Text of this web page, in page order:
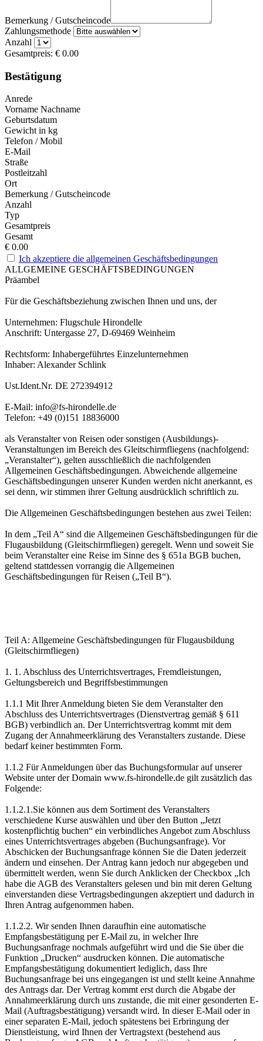
Bemerkung / Gutscheincode
Zahlungsmethode
Anzahl
Gesamtpreis: € 0.00
Bestätigung
Anrede
Vorname Nachname
Geburtsdatum
Gewicht in kg
Telefon / Mobil
E-Mail
Straße
Postleitzahl
Ort
Bemerkung / Gutscheincode
Anzahl
Typ
Gesamtpreis
Gesamt
€ 0.00
Ich akzeptiere die allgemeinen Geschäftsbedingungen
ALLGEMEINE GESCHÄFTSBEDINGUNGEN
Präambel
Für die Geschäftsbeziehung zwischen Ihnen und uns, der
Unternehmen: Flugschule Hirondelle
Anschrift: Untergasse 27, D-69469 Weinheim
Rechtsform: Inhabergeführtes Einzelunternehmen
Inhaber: Alexander Schlink
Ust.Ident.Nr. DE 272394912
E-Mail: info@fs-hirondelle.de
Telefon: +49 (0)151 18836000
als Veranstalter von Reisen oder sonstigen (Ausbildungs)-
Veranstaltungen im Bereich des Gleitschirmfliegens (nachfolgend:
„Veranstalter“), gelten ausschließlich die nachfolgenden
Allgemeinen Geschäftsbedingungen. Abweichende allgemeine
Geschäftsbedingungen unserer Kunden werden nicht anerkannt, es
sei denn, wir stimmen ihrer Geltung ausdrücklich schriftlich zu.
Die Allgemeinen Geschäftsbedingungen bestehen aus zwei Teilen:
In dem „Teil A“ sind die Allgemeinen Geschäftsbedingungen für die
Flugausbildung (Gleitschirmfliegen) geregelt. Wenn und soweit Sie
beim Veranstalter eine Reise im Sinne des § 651a BGB buchen,
geltend stattdessen vorrangig die Allgemeinen
Geschäftsbedingungen für Reisen („Teil B“).
Teil A: Allgemeine Geschäftsbedingungen für Flugausbildung
(Gleitschirmfliegen)
1. 1. Abschluss des Unterrichtsvertrages, Fremdleistungen,
Geltungsbereich und Begriffsbestimmungen
1.1.1 Mit Ihrer Anmeldung bieten Sie dem Veranstalter den
Abschluss des Unterrichtsvertrages (Dienstvertrag gemäß § 611
BGB) verbindlich an. Der Unterrichtsvertrag kommt mit dem
Zugang der Annahmeerklärung des Veranstalters zustande. Diese
bedarf keiner bestimmten Form.
1.1.2 Für Anmeldungen über das Buchungsformular auf unserer
Website unter der Domain www.fs-hirondelle.de gilt zusätzlich das
Folgende:
1.1.2.1.Sie können aus dem Sortiment des Veranstalters
verschiedene Kurse auswählen und über den Button „Jetzt
kostenpflichtig buchen“ ein verbindliches Angebot zum Abschluss
eines Unterrichtsvertrages abgeben (Buchungsanfrage). Vor
Abschicken der Buchungsanfrage können Sie die Daten jederzeit
ändern und einsehen. Der Antrag kann jedoch nur abgegeben und
übermittelt werden, wenn Sie durch Anklicken der Checkbox „Ich
habe die AGB des Veranstalters gelesen und bin mit deren Geltung
einverstanden diese Vertragsbedingungen akzeptiert und dadurch in
Ihren Antrag aufgenommen haben.
1.1.2.2. Wir senden Ihnen daraufhin eine automatische
Empfangsbestätigung per E-Mail zu, in welcher Ihre
Buchungsanfrage nochmals aufgeführt wird und die Sie über die
Funktion „Drucken“ ausdrucken können. Die automatische
Empfangsbestätigung dokumentiert lediglich, dass Ihre
Buchungsanfrage bei uns eingegangen ist und stellt keine Annahme
des Antrags dar. Der Vertrag kommt erst durch die Abgabe der
Annahmeerklärung durch uns zustande, die mit einer gesonderten E-
Mail (Auftragsbestätigung) versandt wird. In dieser E-Mail oder in
einer separaten E-Mail, jedoch spätestens bei Erbringung der
Dienstleistung, wird Ihnen der Vertragstext (bestehend aus